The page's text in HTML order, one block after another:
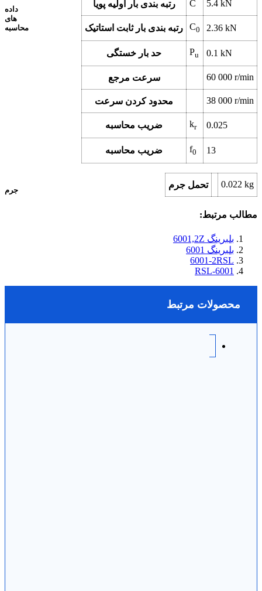
داده
های
محاسبه
رتبه بندی بار اولیه پویا C 5.4 kN
رتبه بندی بار ثابت استاتیک C0 2.36 kN
حد بار خستگی Pu 0.1 kN
سرعت مرجع 60 000 r/min
محدود کردن سرعت 38 000 r/min
ضریب محاسبه kr 0.025
ضریب محاسبه f0 13
جرم
تحمل جرم 0.022 kg
مطالب مرتبط:
بلبرینگ 6001,2Z
بلبرینگ 6001
6001-2RSL
6001-RSL
محصولات مرتبط